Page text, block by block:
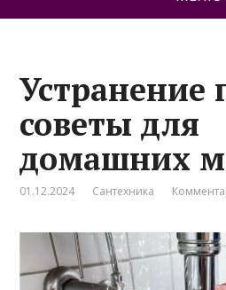
Устранение
советы для
домашних
01.12.2024 Сантехника